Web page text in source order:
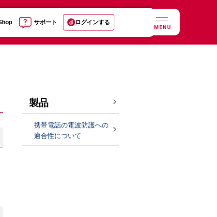
サポート ログインする
MENU
製品
携帯電話の電波防護への
適合性について